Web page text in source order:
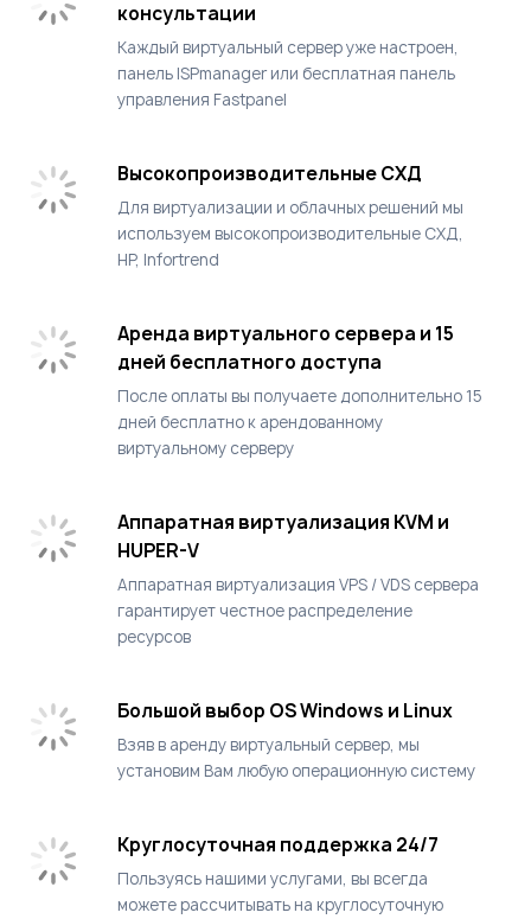
консультации
Каждый виртуальный сервер уже настроен,
панель ISPmanager или бесплатная панель
управления Fastpanel
Высокопроизводительные СХД
Для виртуализации и облачных решений мы
используем высокопроизводительные СХД,
HP, Infortrend
Аренда виртуального сервера и 15
дней бесплатного доступа
После оплаты вы получаете дополнительно 15
дней бесплатно к арендованному
виртуальному серверу
Аппаратная виртуализация KVM и
HUPER-V
Аппаратная виртуализация VPS / VDS сервера
гарантирует честное распределение
ресурсов
Большой выбор OS Windows и Linux
Взяв в аренду виртуальный сервер, мы
установим Вам любую операционную систему
Круглосуточная поддержка 24/7
Пользуясь нашими услугами, вы всегда
можете рассчитывать на круглосуточную